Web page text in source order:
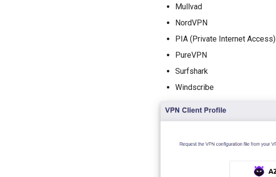
Mullvad
NordVPN
PIA (Private Internet Access)
PureVPN
Surfshark
Windscribe